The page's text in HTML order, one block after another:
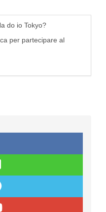
do io Tokyo?
per partecipare al